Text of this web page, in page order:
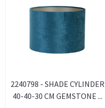
2240798 - SHADE CYLINDER
40-40-30 CM GEMSTONE ...